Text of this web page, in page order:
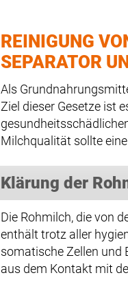
REINIGUNG
SEPARATOR
Als
Ziel dieser Gesetze ist
Milchqualität sollte
Klärung der
Die Rohmilch, die von
enthält trotz aller
somatische Zellen und
aus dem Kontakt mit